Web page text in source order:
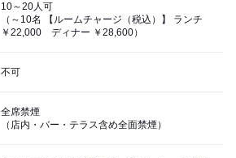
10～20人可
（～10名 【ルームチャージ（税込）】 ランチ
￥22,000 ディナー ￥28,600）
不可
全席禁煙
（店内・バー・テラス含め全面禁煙）